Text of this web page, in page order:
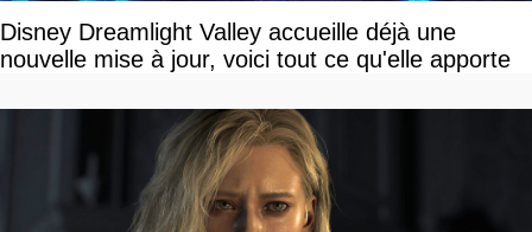
Disney Dreamlight Valley accueille déjà une
nouvelle mise à jour, voici tout ce qu'elle apporte